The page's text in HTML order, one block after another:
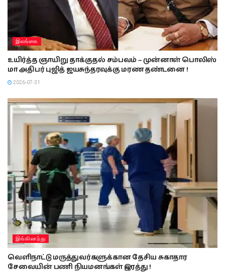
இலங்கை
உயிர்த்த ஞாயிறு தாக்குதல் சம்பவம் – முன்னாள் பொலிஸ்
மா அதிபர் புஜித் ஜயசுந்தரவுக்கு மரண தண்டனை !
2026-07-31
இங்கிலாந்து
வெளிநாட்டு மருத்துவர்களுக்கான தேசிய சுகாதார
சேவையின் பணி நியமனங்கள் இரத்து !